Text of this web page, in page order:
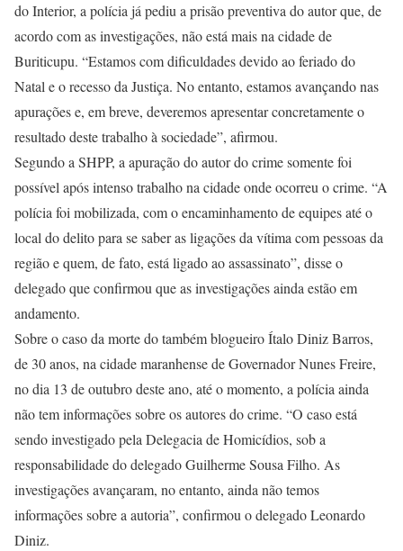
do Interior, a polícia já pediu a prisão preventiva do autor que, de
acordo com as investigações, não está mais na cidade de
Buriticupu. “Estamos com dificuldades devido ao feriado do
Natal e o recesso da Justiça. No entanto, estamos avançando nas
apurações e, em breve, deveremos apresentar concretamente o
resultado deste trabalho à sociedade”, afirmou.
Segundo a SHPP, a apuração do autor do crime somente foi
possível após intenso trabalho na cidade onde ocorreu o crime. “A
polícia foi mobilizada, com o encaminhamento de equipes até o
local do delito para se saber as ligações da vítima com pessoas da
região e quem, de fato, está ligado ao assassinato”, disse o
delegado que confirmou que as investigações ainda estão em
andamento.
Sobre o caso da morte do também blogueiro Ítalo Diniz Barros,
de 30 anos, na cidade maranhense de Governador Nunes Freire,
no dia 13 de outubro deste ano, até o momento, a polícia ainda
não tem informações sobre os autores do crime. “O caso está
sendo investigado pela Delegacia de Homicídios, sob a
responsabilidade do delegado Guilherme Sousa Filho. As
investigações avançaram, no entanto, ainda não temos
informações sobre a autoria”, confirmou o delegado Leonardo
Diniz.